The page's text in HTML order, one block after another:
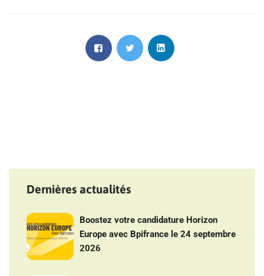
Dernières actualités
Boostez votre candidature Horizon
Europe avec Bpifrance le 24 septembre
2026